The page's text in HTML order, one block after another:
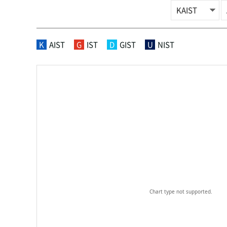
K AIST G IST D GIST U NIST
Chart type not supported.